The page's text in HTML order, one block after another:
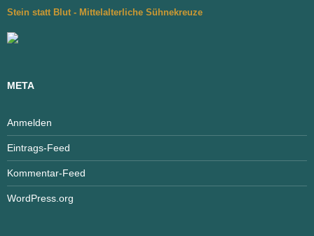
Stein statt Blut - Mittelalterliche Sühnekreuze
META
Anmelden
Eintrags-Feed
Kommentar-Feed
WordPress.org